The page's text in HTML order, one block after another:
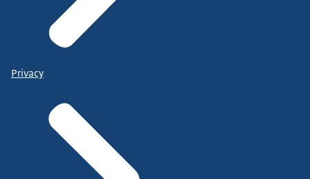
Privacy